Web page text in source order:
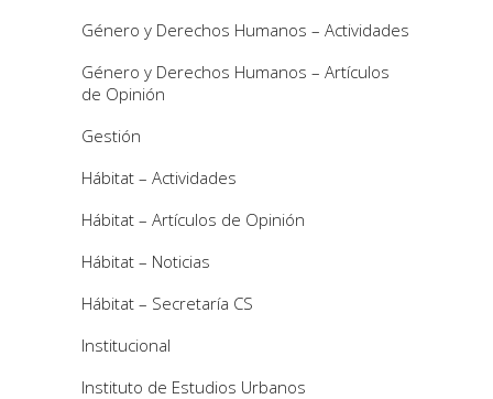
Género y Derechos Humanos – Actividades
Género y Derechos Humanos – Artículos
de Opinión
Gestión
Hábitat – Actividades
Hábitat – Artículos de Opinión
Hábitat – Noticias
Hábitat – Secretaría CS
Institucional
Instituto de Estudios Urbanos